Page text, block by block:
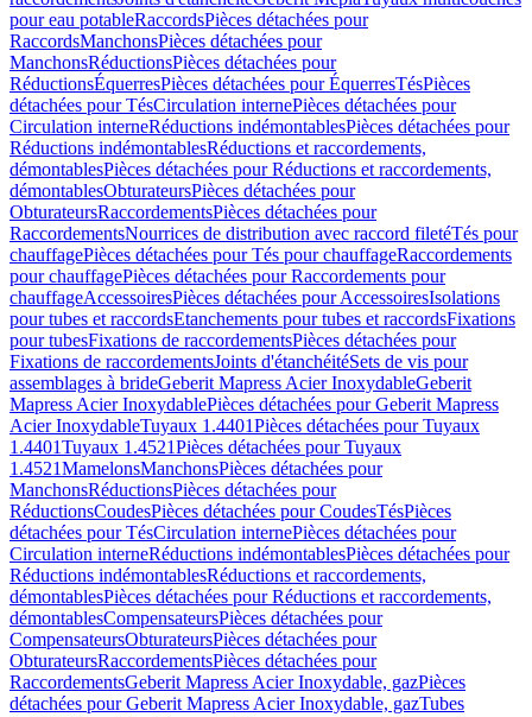
pour eau potableRaccordsPièces détachées pour
RaccordsManchonsPièces détachées pour
ManchonsRéductionsPièces détachées pour
RéductionsÉquerresPièces détachées pour ÉquerresTésPièces
détachées pour TésCirculation internePièces détachées pour
Circulation interneRéductions indémontablesPièces détachées pour
Réductions indémontablesRéductions et raccordements,
démontablesPièces détachées pour Réductions et raccordements,
démontablesObturateursPièces détachées pour
ObturateursRaccordementsPièces détachées pour
RaccordementsNourrices de distribution avec raccord filetéTés pour
chauffagePièces détachées pour Tés pour chauffageRaccordements
pour chauffagePièces détachées pour Raccordements pour
chauffageAccessoiresPièces détachées pour AccessoiresIsolations
pour tubes et raccordsEtanchements pour tubes et raccordsFixations
pour tubesFixations de raccordementsPièces détachées pour
Fixations de raccordementsJoints d'étanchéitéSets de vis pour
assemblages à brideGeberit Mapress Acier InoxydableGeberit
Mapress Acier InoxydablePièces détachées pour Geberit Mapress
Acier InoxydableTuyaux 1.4401Pièces détachées pour Tuyaux
1.4401Tuyaux 1.4521Pièces détachées pour Tuyaux
1.4521MamelonsManchonsPièces détachées pour
ManchonsRéductionsPièces détachées pour
RéductionsCoudesPièces détachées pour CoudesTésPièces
détachées pour TésCirculation internePièces détachées pour
Circulation interneRéductions indémontablesPièces détachées pour
Réductions indémontablesRéductions et raccordements,
démontablesPièces détachées pour Réductions et raccordements,
démontablesCompensateursPièces détachées pour
CompensateursObturateursPièces détachées pour
ObturateursRaccordementsPièces détachées pour
RaccordementsGeberit Mapress Acier Inoxydable, gazPièces
détachées pour Geberit Mapress Acier Inoxydable, gazTubes